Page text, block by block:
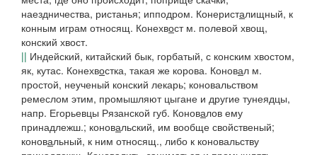
наездничества, ристанья; ипподром. Конеристалищный, к
конным играм относящ. Конехвостм. полевой хвощ,
конский хвост.
|| Индейский, китайский бык, горбатый, с конским хвостом,
як, кутас. Конехвостка, такая же корова. Коновал м.
простой, неученый конский лекарь; коновальством
ремеслом этим, промышляют цыгане и другие тунеядцы,
напр. Егорьевцы Рязанской губ. Коновалов ему
принадлежш.; коновальский, им вообще свойственый;
коновальный, к ним относящ., либо к коновальству